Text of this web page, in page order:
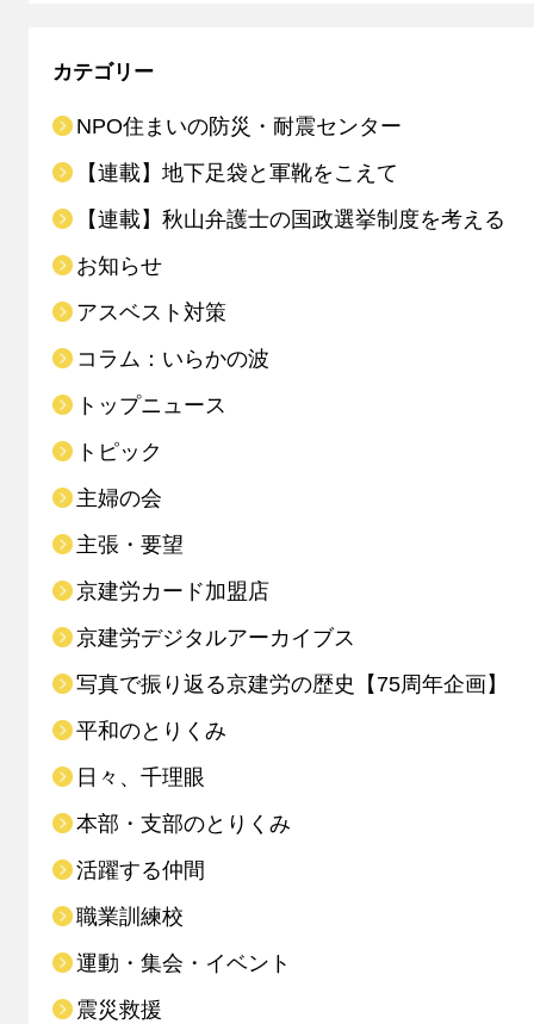
カテゴリー
NPO住まいの防災・耐震センター
【連載】地下足袋と軍靴をこえて
【連載】秋山弁護士の国政選挙制度を考える
お知らせ
アスベスト対策
コラム：いらかの波
トップニュース
トピック
主婦の会
主張・要望
京建労カード加盟店
京建労デジタルアーカイブス
写真で振り返る京建労の歴史【75周年企画】
平和のとりくみ
日々、千理眼
本部・支部のとりくみ
活躍する仲間
職業訓練校
運動・集会・イベント
震災救援